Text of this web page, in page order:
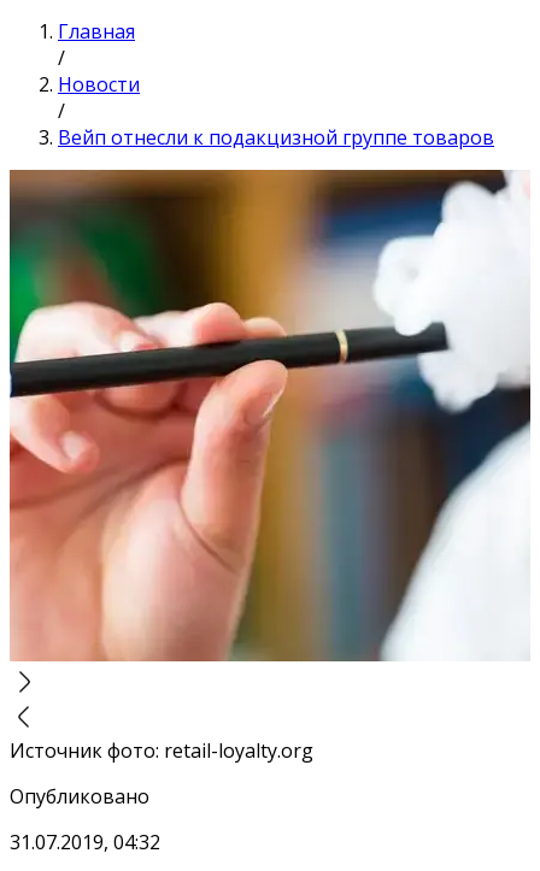
Главная
/
Новости
/
Вейп отнесли к подакцизной группе товаров
Источник фото: retail-loyalty.org
Опубликовано
31.07.2019, 04:32